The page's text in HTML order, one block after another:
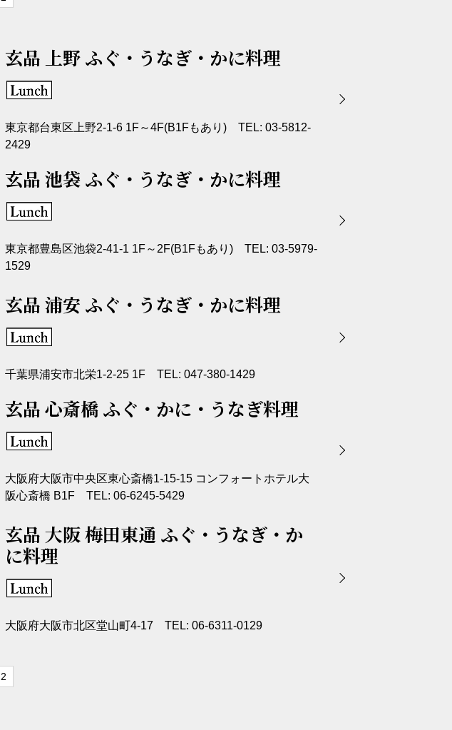
玄品 上野 ふぐ・うなぎ・かに料理
東京都台東区上野2-1-6 1F～4F(B1Fもあり) TEL: 03-5812-
2429
玄品 池袋 ふぐ・うなぎ・かに料理
東京都豊島区池袋2-41-1 1F～2F(B1Fもあり) TEL: 03-5979-
1529
玄品 浦安 ふぐ・うなぎ・かに料理
千葉県浦安市北栄1-2-25 1F TEL: 047-380-1429
玄品 心斎橋 ふぐ・かに・うなぎ料理
大阪府大阪市中央区東心斎橋1-15-15 コンフォートホテル大
阪心斎橋 B1F TEL: 06-6245-5429
玄品 大阪 梅田東通 ふぐ・うなぎ・か
に料理
大阪府大阪市北区堂山町4-17 TEL: 06-6311-0129
2